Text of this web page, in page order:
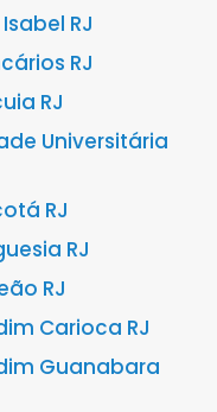
RJ
RJ
RJ
Universitária
RJ
RJ
RJ
Carioca RJ
Guanabara